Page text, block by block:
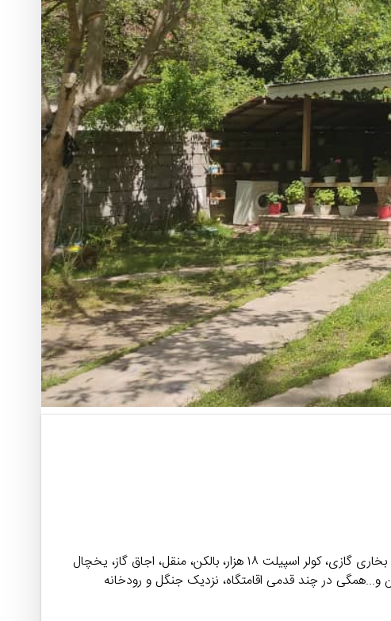
هر اتاق۸۰ متر، ۷۰۰ متر حیاط، آلاچیق، هر اتاق یک تخت دو نفره و سه دست رخت خواب، وسایل آشپزی با اندازه، بخاری گازی، کولر اسپیلت ۱۸ هزار، بالکن، منقل، اجاق گاز، یخچال
و...همگی در چند قدمی اقامتگاه، نزدیک جنگل و رودخانه